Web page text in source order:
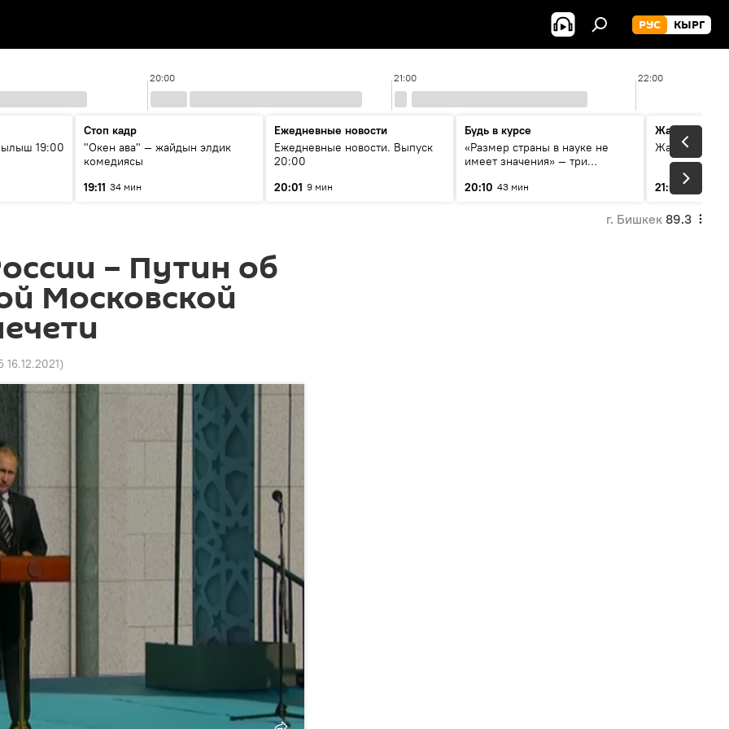
РУС КЫРГ
20:00 21:00 22:00
19:00
Стоп кадр
"Окен ава" — жайдын элдик
комедиясы
19:11 34 мин
Ежедневные новости
Ежедневные новости. Выпуск
20:00
20:01 9 мин
Будь в курсе
«Размер страны в науке не
имеет значения» — три
России и Кыргызстана в
20:10 43 мин
Жаңылыктар
21:01 3 мин
г. Бишкек 89.3
– Путин об
Московской
16.12.2021)